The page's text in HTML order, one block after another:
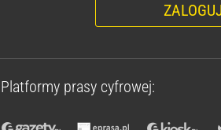
Platformy prasy cyfrowej: